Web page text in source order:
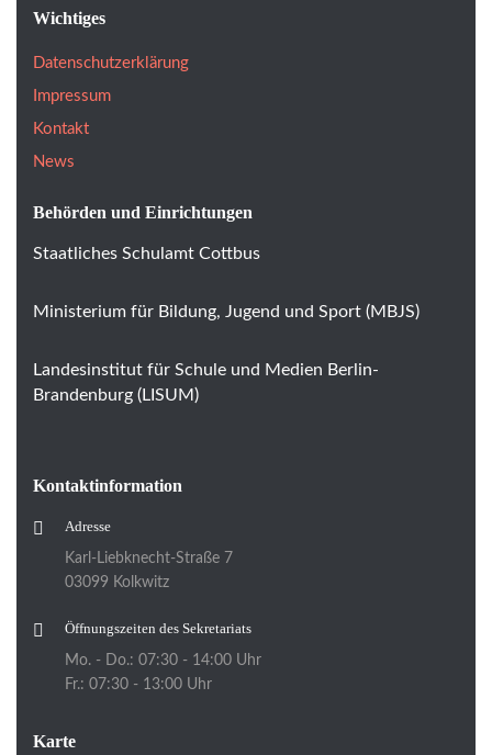
Wichtiges
Datenschutzerklärung
Impressum
Kontakt
News
Behörden und Einrichtungen
Staatliches Schulamt Cottbus
Ministerium für Bildung, Jugend und Sport (MBJS)
Landesinstitut für Schule und Medien Berlin-
Brandenburg (LISUM)
Kontaktinformation
Adresse
Karl-Liebknecht-Straße 7
03099 Kolkwitz
Öffnungszeiten des Sekretariats
Mo. - Do.: 07:30 - 14:00 Uhr
Fr.: 07:30 - 13:00 Uhr
Karte